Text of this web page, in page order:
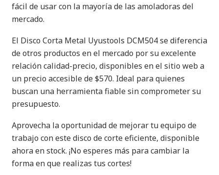
fácil de usar con la mayoría de las amoladoras del
mercado.
El Disco Corta Metal Uyustools DCM504 se diferencia
de otros productos en el mercado por su excelente
relación calidad-precio, disponibles en el sitio web a
un precio accesible de $570. Ideal para quienes
buscan una herramienta fiable sin comprometer su
presupuesto.
Aprovecha la oportunidad de mejorar tu equipo de
trabajo con este disco de corte eficiente, disponible
ahora en stock. ¡No esperes más para cambiar la
forma en que realizas tus cortes!